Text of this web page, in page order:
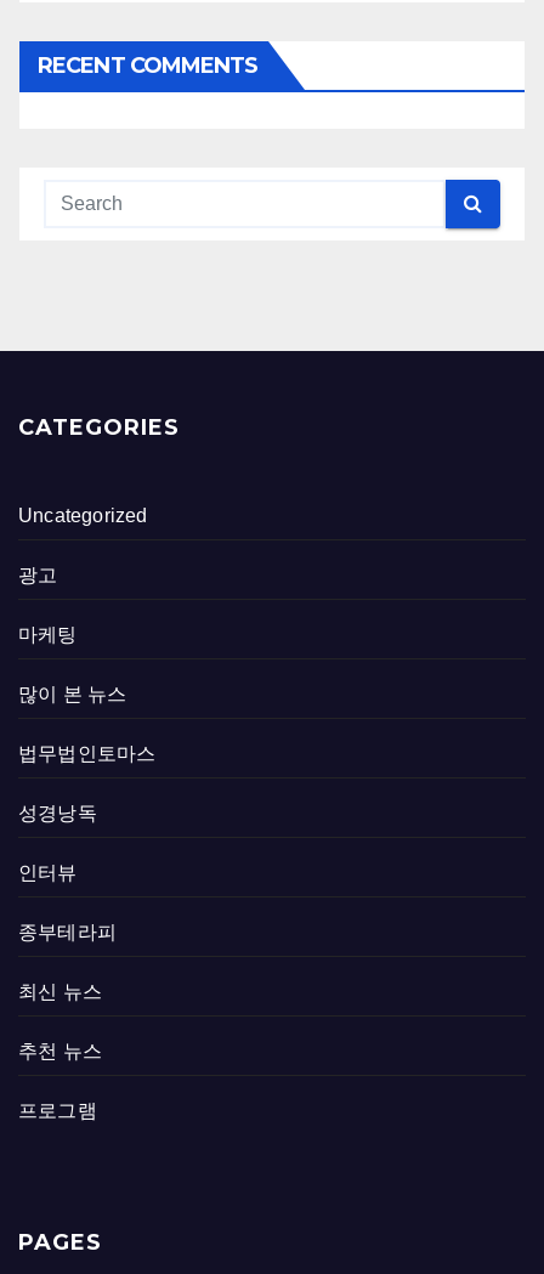
RECENT COMMENTS
CATEGORIES
Uncategorized
광고
마케팅
많이 본 뉴스
법무법인토마스
성경낭독
인터뷰
종부테라피
최신 뉴스
추천 뉴스
프로그램
PAGES